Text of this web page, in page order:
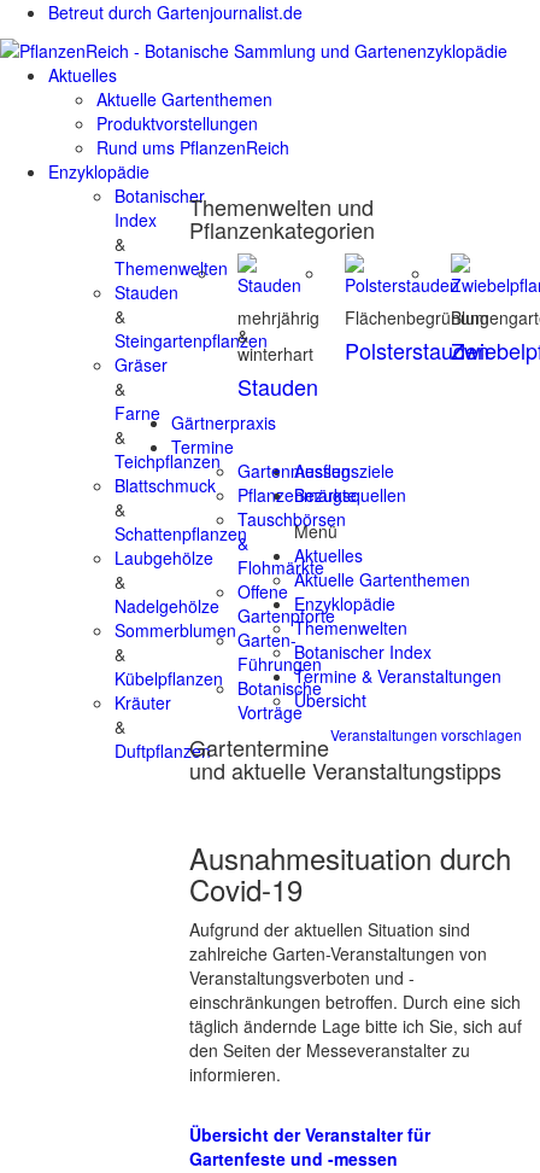
Betreut durch Gartenjournalist.de
Aktuelles
Aktuelle Gartenthemen
Produktvorstellungen
Rund ums PflanzenReich
Enzyklopädie
Botanischer
Index
&
Themenwelten
Stauden
&
Steingartenpflanzen
Gräser
&
Farne
&
Teichpflanzen
Blattschmuck
&
Schattenpflanzen
Laubgehölze
&
Nadelgehölze
Sommerblumen
&
Kübelpflanzen
Kräuter
&
Duftpflanzen
Themenwelten und
Pflanzenkategorien
mehrjährig
&
winterhart
Stauden
Flächenbegrünung
Polsterstauden
Gärtnerpraxis
Termine
Gartenmessen
Pflanzenmärkte
Tauschbörsen
&
Flohmärkte
Offene
Gartenpforte
Garten-
Führungen
Botanische
Vorträge
Veranstaltungen vorschlagen
Gartentermine
und aktuelle Veranstaltungstipps
Ausnahmesituation durch
Covid-19
Aufgrund der aktuellen Situation sind
zahlreiche Garten-Veranstaltungen von
Veranstaltungsverboten und -
einschränkungen betroffen. Durch eine sich
täglich ändernde Lage bitte ich Sie, sich auf
den Seiten der Messeveranstalter zu
informieren.
Übersicht der Veranstalter für
Gartenfeste und -messen
Ausflugsziele
Bezugsquellen
Menü
Aktuelles
Aktuelle Gartenthemen
Enzyklopädie
Themenwelten
Botanischer Index
Termine & Veranstaltungen
Übersicht